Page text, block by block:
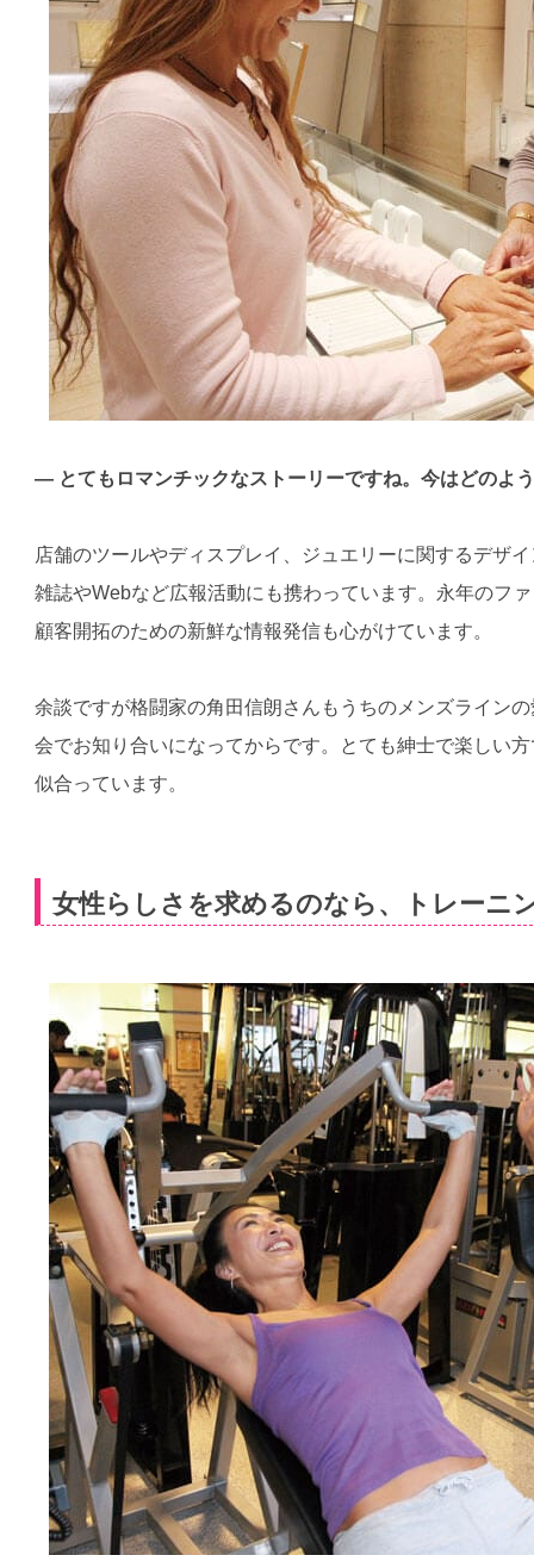
— とてもロマンチックなストーリーですね。今はどのよ
店舗のツールやディスプレイ、ジュエリーに関するデザ
雑誌やWebなど広報活動にも携わっています。永年のフ
顧客開拓のための新鮮な情報発信も心がけています。
余談ですが格闘家の角田信朗さんもうちのメンズライン
会でお知り合いになってからです。とても紳士で楽しい
似合っています。
女性らしさを求めるのなら、トレーニ